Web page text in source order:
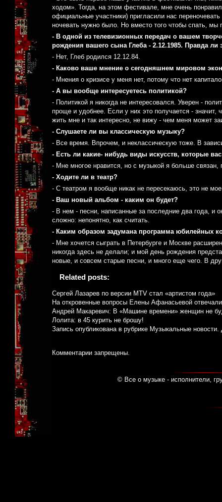
ходом». Тогда, на этом фестивале, мне очень
официальные участники) пригласили нас
ночевать нужно было. Но вместо того чтобы спать,
- В одной из телевизионных передач о вашем
рождения вашего сына Глеба - 2.12.1985. Правда ли
- Нет, Глеб родился 12.12.84.
- Каково ваше мнение о сегодняшнем мировом
- Мнения о кризисе у меня нет, потому что нет
- А вы вообще интересуетесь политикой?
- Политикой я никогда не интересовался. Уверен -
проще и удобнее. Если у них это получается -
жить мне и так интересно, не вижу - чем меня может
- Слушаете ли вы классическую музыку?
- Все время. Впрочем, и неклассическую тоже. В
- Есть ли какие- нибудь виды искусств, которые
- Мне многое нравится, но с музыкой я больше
- Ходите ли в театр?
- С театром я вообще никак не пересекаюсь, это не
- Ваш новый альбом - каким он будет?
- В нем - песни, написанные за последние два года, и
сложно: непонятно, как считать.
- Каким образом задумана программа юбилейных
- Мне хочется сыграть в Петербурге и Москве
никогда здесь не делали; и мой день рождения
новые, и совсем старые песни, и много еще чего. В
Related posts:
Сергей Лазарев по версии MTV стал «артистом года»
На откровенные вопросы Елены Афанасьевой
Андрей Макаревич: В «Машине времени» женщин не
Лолита: в 45 курить не брошу!
Запись опубликована в рубрике Музыкальные новости.
Комментарии запрещены.
© Все о музыке - исполнители,